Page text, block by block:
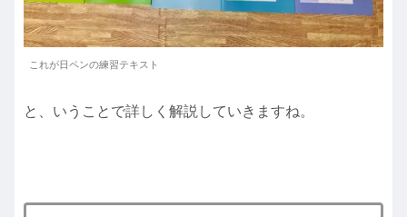
これが日ペンの練習テキスト
と、いうことで詳しく解説していきますね。